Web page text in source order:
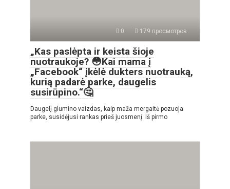
0 179 просмотров
„Kas paslėpta ir keista šioje
nuotraukoje? 😳Kai mama į
„Facebook“ įkėlė dukters nuotrauką,
kurią padarė parke, daugelis
susirūpino.“🤔
Daugelį glumino vaizdas, kaip maža mergaitė pozuoja
parke, susidėjusi rankas prieš juosmenį. Iš pirmo